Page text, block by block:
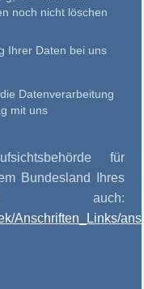
noch nicht löschen
Ihrer Daten bei uns
Datenverarbeitung
mit uns
für
Bundesland Ihres
auch:
Anschriften_Links/